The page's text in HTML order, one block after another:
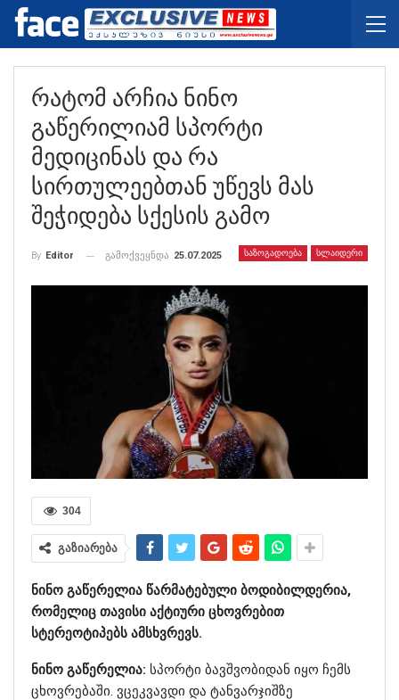
Რატომ Არჩია Ნინო
Გაწერილიამ Სპორტი
Მედიცინას Და Რა
Სირთულეებთან Უწევს Მას
Შეჭიდება Სქესის Გამო
ᲡᲐᲖᲝᲒᲐᲓᲝᲔᲑᲐ ᲡᲚᲐᲘᲓᲔᲠᲘ
By Editor გამოქვეყნდა 25.07.2025
304
გაზიარება
ნინო გაწერელია წარმატებული ბოდიბილდერია,
რომელიც თავისი აქტიური ცხოვრებით
სტერეოტიპებს ამსხვრევს.
ნინო გაწერელია: სპორტი ბავშვობიდან იყო ჩემს
ცხოვრებაში. ვცეკვავდი და ტანვარჯიშზე